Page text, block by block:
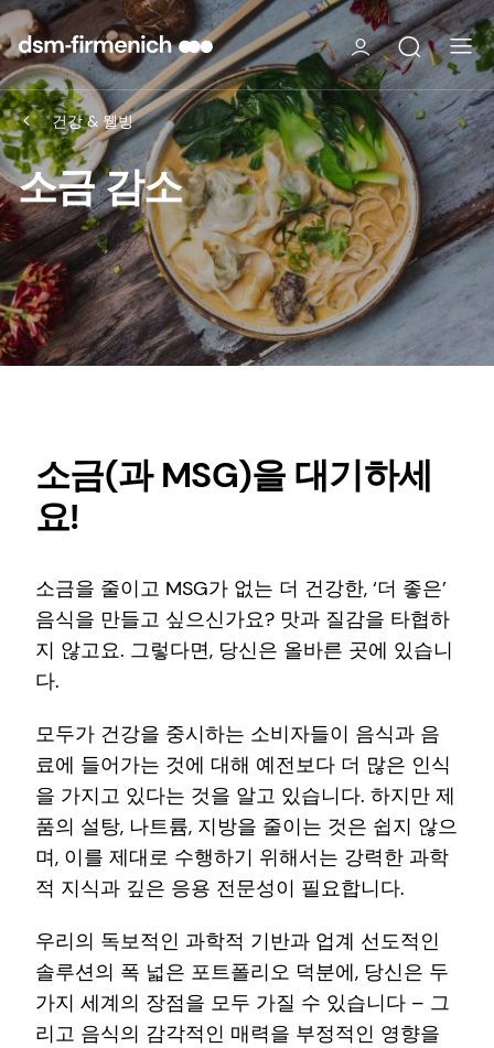
건강 & 웰빙
소금 감소
소금(과 MSG)을 대기하세
요!
소금을 줄이고 MSG가 없는 더 건강한, ‘더 좋은’
음식을 만들고 싶으신가요? 맛과 질감을 타협하
지 않고요. 그렇다면, 당신은 올바른 곳에 있습니
다.
모두가 건강을 중시하는 소비자들이 음식과 음
료에 들어가는 것에 대해 예전보다 더 많은 인식
을 가지고 있다는 것을 알고 있습니다. 하지만 제
품의 설탕, 나트륨, 지방을 줄이는 것은 쉽지 않으
며, 이를 제대로 수행하기 위해서는 강력한 과학
적 지식과 깊은 응용 전문성이 필요합니다.
우리의 독보적인 과학적 기반과 업계 선도적인
솔루션의 폭 넓은 포트폴리오 덕분에, 당신은 두
가지 세계의 장점을 모두 가질 수 있습니다 – 그
리고 음식의 감각적인 매력을 부정적인 영향을